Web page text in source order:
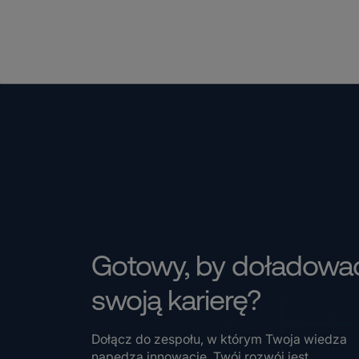
Gotowy, by
swoją karierę?
Dołącz do zespołu, w którym Twoja wiedza